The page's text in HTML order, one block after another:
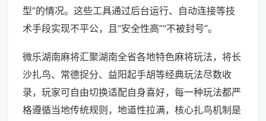
型”的情况。这些工具通过后台运行、自动连接等技
术手段实现不平公，且“安全性高”“不被封号”。
微乐湖南麻将汇聚湖南全省各地特色麻将玩法，将长
沙扎鸟、常德捉分、益阳起手胡等经典玩法尽数收
录，玩家可自由切换适配自身喜好，每一种玩法都严
格遵循当地传统规则，地道性拉满，核心扎鸟机制是